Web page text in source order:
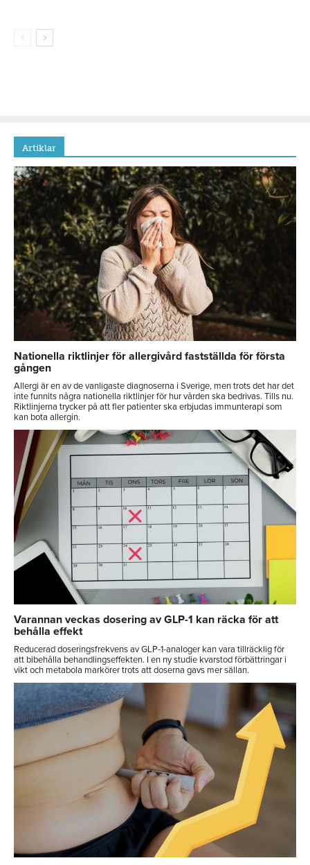
Artiklar
Nationella riktlinjer för allergivård fastställda för första
gången
Allergi är en av de vanligaste diagnoserna i Sverige, men trots det har det
inte funnits några nationella riktlinjer för hur vården ska bedrivas. Tills nu.
Riktlinjerna trycker på att fler patienter ska erbjudas immunterapi som
kan bota allergin.
Varannan veckas dosering av GLP-1 kan räcka för att
behålla effekt
Reducerad doseringsfrekvens av GLP-1-analoger kan vara tillräcklig för
att bibehålla behandlingseffekten. I en ny studie kvarstod förbättringar i
vikt och metabola markörer trots att doserna gavs mer sällan.